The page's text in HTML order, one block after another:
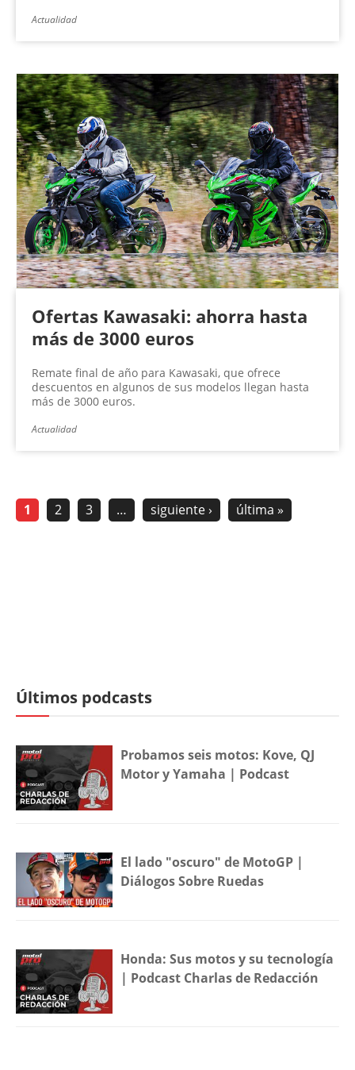
Actualidad
Ofertas Kawasaki: ahorra hasta
más de 3000 euros
Remate final de año para Kawasaki, que ofrece
descuentos en algunos de sus modelos llegan hasta
más de 3000 euros.
Actualidad
1 2 3 … siguiente › última »
Últimos podcasts
Probamos seis motos: Kove, QJ
Motor y Yamaha | Podcast
El lado "oscuro" de MotoGP |
Diálogos Sobre Ruedas
Honda: Sus motos y su tecnología
| Podcast Charlas de Redacción